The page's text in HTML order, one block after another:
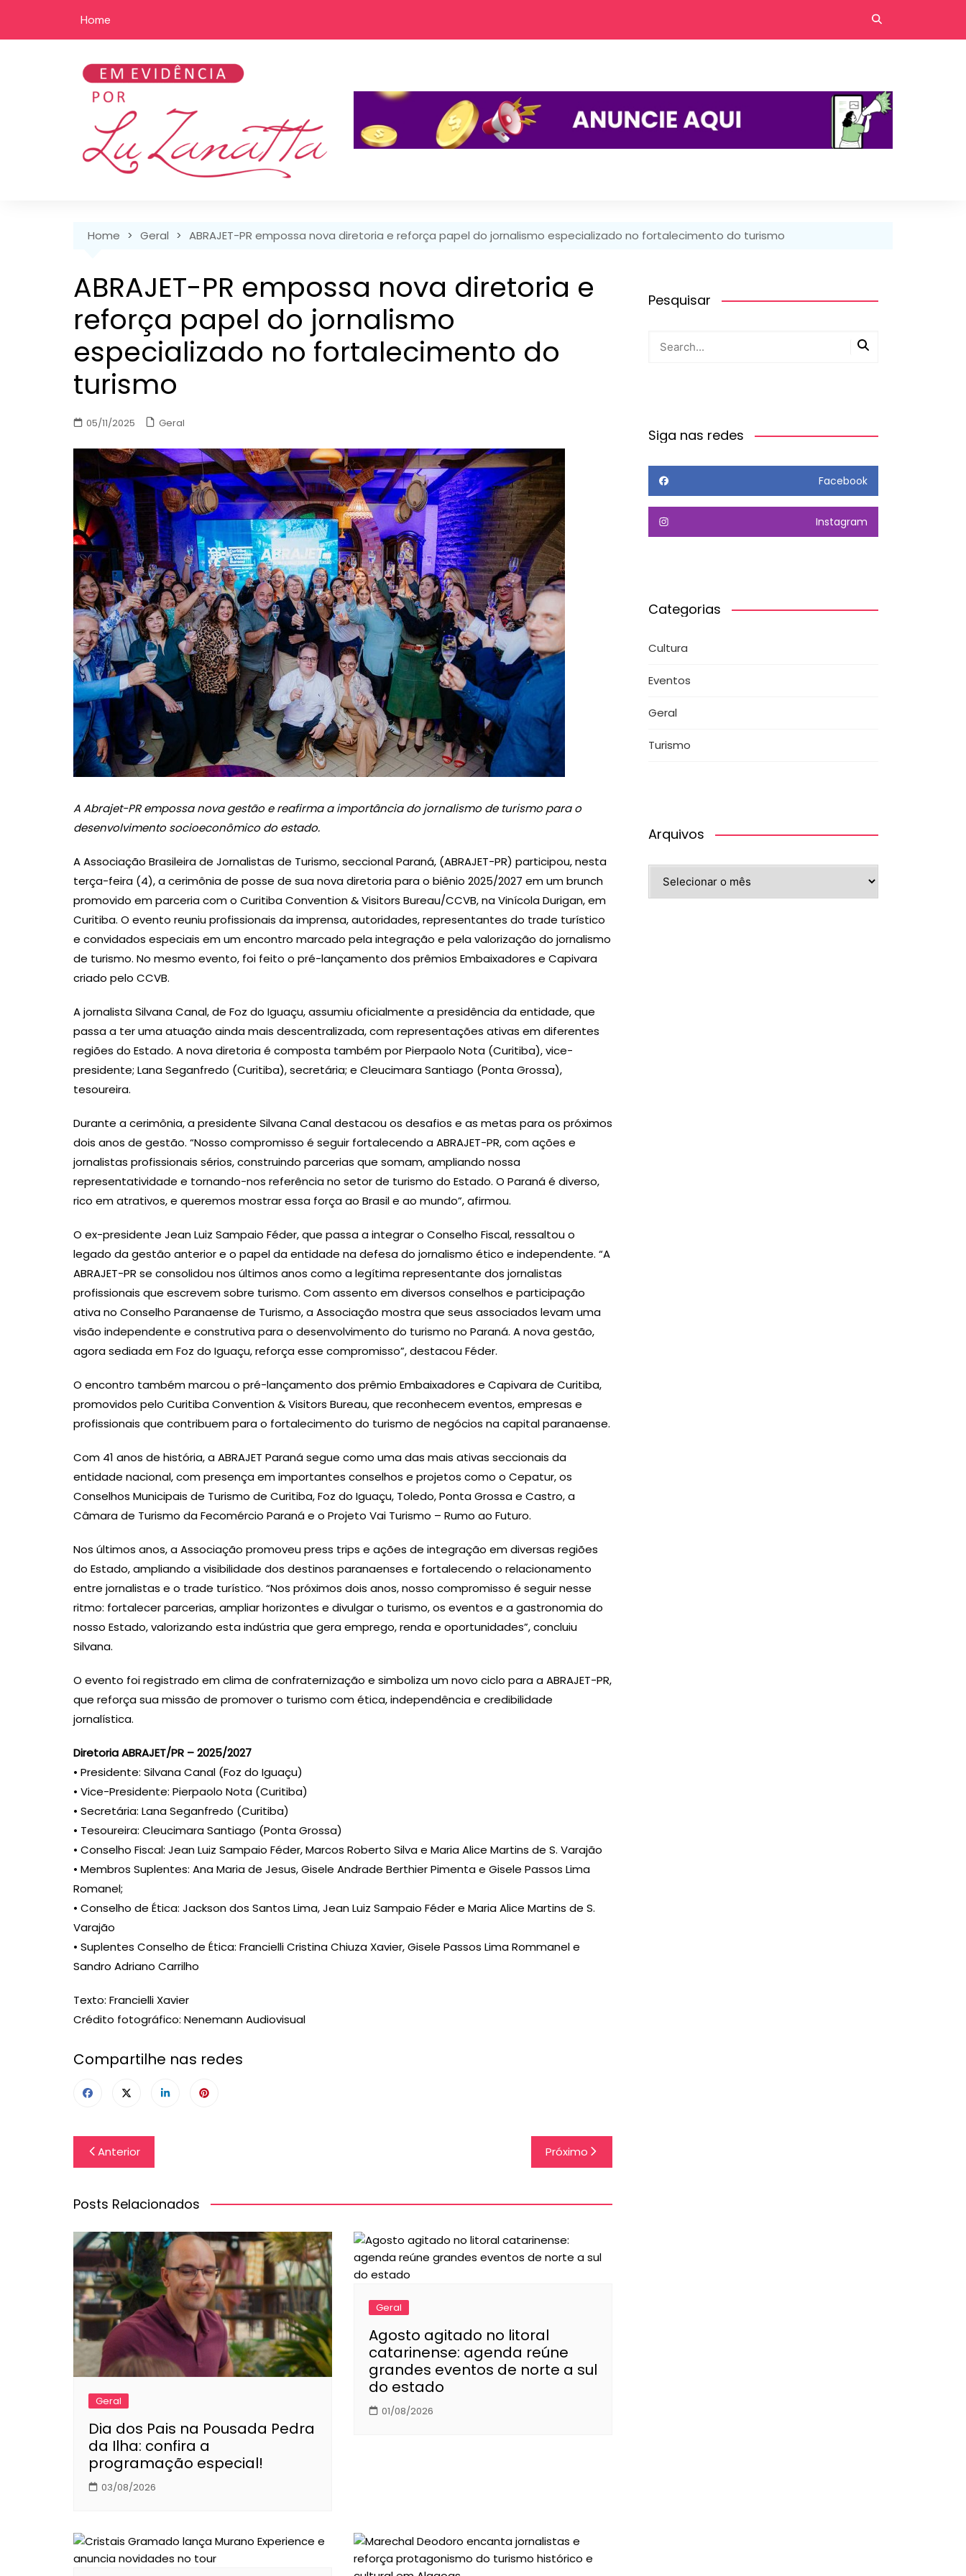
content
Home
Home Geral ABRAJET-PR empossa nova diretoria e reforça papel do jornalismo especializado no fortalecimento do turismo
ABRAJET-PR empossa nova diretoria e
reforça papel do jornalismo
especializado no fortalecimento do
turismo
05/11/2025 Geral
A Abrajet-PR empossa nova gestão e reafirma a importância do jornalismo de turismo para o
desenvolvimento socioeconômico do estado.
A Associação Brasileira de Jornalistas de Turismo, seccional Paraná, (ABRAJET-PR) participou, nesta
terça-feira (4), a cerimônia de posse de sua nova diretoria para o biênio 2025/2027 em um brunch
promovido em parceria com o Curitiba Convention & Visitors Bureau/CCVB, na Vinícola Durigan, em
Curitiba. O evento reuniu profissionais da imprensa, autoridades, representantes do trade turístico
e convidados especiais em um encontro marcado pela integração e pela valorização do jornalismo
de turismo. No mesmo evento, foi feito o pré-lançamento dos prêmios Embaixadores e Capivara
criado pelo CCVB.
A jornalista Silvana Canal, de Foz do Iguaçu, assumiu oficialmente a presidência da entidade, que
passa a ter uma atuação ainda mais descentralizada, com representações ativas em diferentes
regiões do Estado. A nova diretoria é composta também por Pierpaolo Nota (Curitiba), vice-
presidente; Lana Seganfredo (Curitiba), secretária; e Cleucimara Santiago (Ponta Grossa),
tesoureira.
Durante a cerimônia, a presidente Silvana Canal destacou os desafios e as metas para os próximos
dois anos de gestão. “Nosso compromisso é seguir fortalecendo a ABRAJET-PR, com ações e
jornalistas profissionais sérios, construindo parcerias que somam, ampliando nossa
representatividade e tornando-nos referência no setor de turismo do Estado. O Paraná é diverso,
rico em atrativos, e queremos mostrar essa força ao Brasil e ao mundo”, afirmou.
O ex-presidente Jean Luiz Sampaio Féder, que passa a integrar o Conselho Fiscal, ressaltou o
legado da gestão anterior e o papel da entidade na defesa do jornalismo ético e independente. “A
ABRAJET-PR se consolidou nos últimos anos como a legítima representante dos jornalistas
profissionais que escrevem sobre turismo. Com assento em diversos conselhos e participação
ativa no Conselho Paranaense de Turismo, a Associação mostra que seus associados levam uma
visão independente e construtiva para o desenvolvimento do turismo no Paraná. A nova gestão,
agora sediada em Foz do Iguaçu, reforça esse compromisso”, destacou Féder.
O encontro também marcou o pré-lançamento dos prêmio Embaixadores e Capivara de Curitiba,
promovidos pelo Curitiba Convention & Visitors Bureau, que reconhecem eventos, empresas e
profissionais que contribuem para o fortalecimento do turismo de negócios na capital paranaense.
Com 41 anos de história, a ABRAJET Paraná segue como uma das mais ativas seccionais da
entidade nacional, com presença em importantes conselhos e projetos como o Cepatur, os
Conselhos Municipais de Turismo de Curitiba, Foz do Iguaçu, Toledo, Ponta Grossa e Castro, a
Câmara de Turismo da Fecomércio Paraná e o Projeto Vai Turismo – Rumo ao Futuro.
Nos últimos anos, a Associação promoveu press trips e ações de integração em diversas regiões
do Estado, ampliando a visibilidade dos destinos paranaenses e fortalecendo o relacionamento
entre jornalistas e o trade turístico. “Nos próximos dois anos, nosso compromisso é seguir nesse
ritmo: fortalecer parcerias, ampliar horizontes e divulgar o turismo, os eventos e a gastronomia do
nosso Estado, valorizando esta indústria que gera emprego, renda e oportunidades”, concluiu
Silvana.
O evento foi registrado em clima de confraternização e simboliza um novo ciclo para a ABRAJET-PR,
que reforça sua missão de promover o turismo com ética, independência e credibilidade
jornalística.
Diretoria ABRAJET/PR – 2025/2027
• Presidente: Silvana Canal (Foz do Iguaçu)
• Vice-Presidente: Pierpaolo Nota (Curitiba)
• Secretária: Lana Seganfredo (Curitiba)
• Tesoureira: Cleucimara Santiago (Ponta Grossa)
• Conselho Fiscal: Jean Luiz Sampaio Féder, Marcos Roberto Silva e Maria Alice Martins de S. Varajão
• Membros Suplentes: Ana Maria de Jesus, Gisele Andrade Berthier Pimenta e Gisele Passos Lima
Romanel;
• Conselho de Ética: Jackson dos Santos Lima, Jean Luiz Sampaio Féder e Maria Alice Martins de S.
Varajão
• Suplentes Conselho de Ética: Francielli Cristina Chiuza Xavier, Gisele Passos Lima Rommanel e
Sandro Adriano Carrilho
Texto: Francielli Xavier
Crédito fotográfico: Nenemann Audiovisual
Compartilhe nas redes
Navegação
de
Post
Anterior Próximo
Posts Relacionados
Geral
Dia dos Pais na Pousada Pedra
da Ilha: confira a
programação especial!
03/08/2026
Geral
Agosto agitado no litoral
catarinense: agenda reúne
grandes eventos de norte a sul
do estado
01/08/2026
Pesquisar
Siga nas redes
Facebook
Instagram
Categorias
Cultura
Eventos
Geral
Turismo
Arquivos